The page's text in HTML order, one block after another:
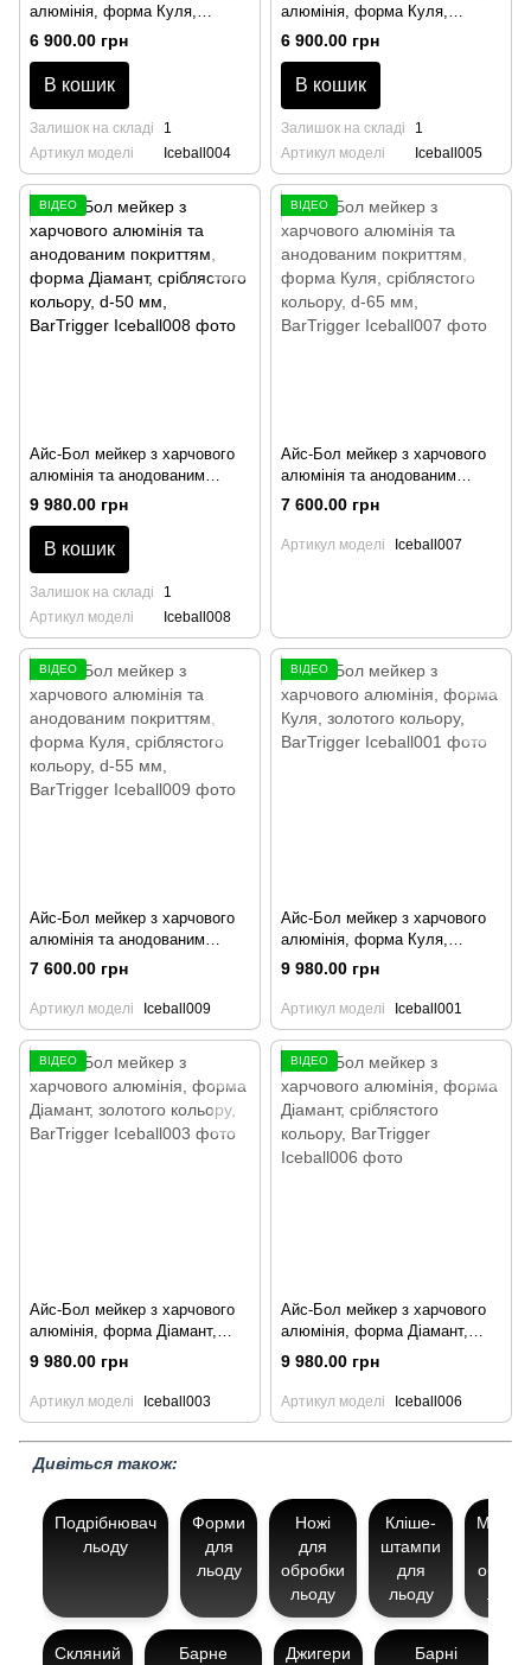
алюмінія, форма Куля,
сріблястого кольору, d-55 мм,
6 900.00 грн
В кошик
Залишок на складі
1
Артикул моделі
Iceball004
алюмінія, форма Куля,
сріблястого кольору, d-65 мм,
6 900.00 грн
В кошик
Залишок на складі
1
Артикул моделі
Iceball005
ВІДЕО
Айс-Бол мейкер з харчового
алюмінія та анодованим
покриттям, форма Діамант,
сріблястого кольору, d-50 мм,
BarTrigger
9 980.00 грн
В кошик
Залишок на складі
1
Артикул моделі
Iceball008
ВІДЕО
Айс-Бол мейкер з харчового
алюмінія та анодованим
покриттям, форма Куля,
сріблястого кольору, d-65 мм,
BarTrigger
7 600.00 грн
Артикул моделі Iceball007
ВІДЕО
Айс-Бол мейкер з харчового
алюмінія та анодованим
покриттям, форма Куля,
сріблястого кольору, d-55 мм,
BarTrigger
7 600.00 грн
Артикул моделі Iceball009
ВІДЕО
Айс-Бол мейкер з харчового
алюмінія, форма Куля,
золотого кольору, BarTrigger
9 980.00 грн
Артикул моделі Iceball001
ВІДЕО
Айс-Бол мейкер з харчового
алюмінія, форма Діамант,
золотого кольору, BarTrigger
9 980.00 грн
Артикул моделі Iceball003
ВІДЕО
Айс-Бол мейкер з харчового
алюмінія, форма Діамант,
сріблястого кольору,
9 980.00 грн
Артикул моделі Iceball006
Дивіться також:
Подрібнювач
льоду
Форми
для
льоду
Ножі
для
обробки
льоду
Кліше-
штампи
для
льоду
Скляний
Барне
Джигери
Барні